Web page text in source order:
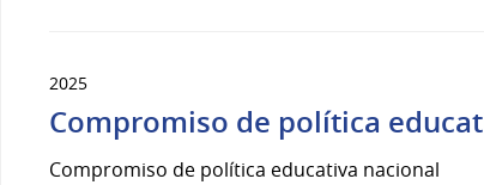
2025
Compromiso de política
Compromiso de política educativa nacional